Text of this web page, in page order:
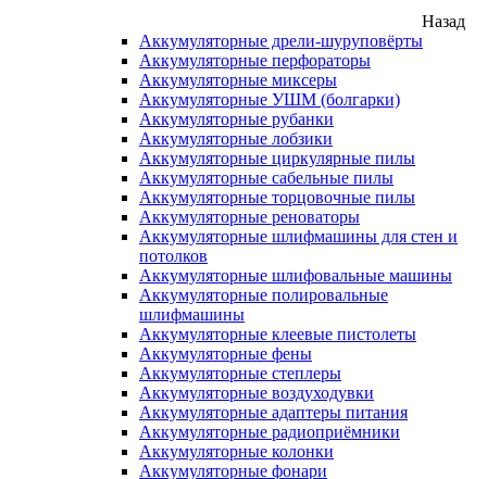
Назад
Аккумуляторные дрели-шуруповёрты
Аккумуляторные перфораторы
Аккумуляторные миксеры
Аккумуляторные УШМ (болгарки)
Аккумуляторные рубанки
Аккумуляторные лобзики
Аккумуляторные циркулярные пилы
Аккумуляторные сабельные пилы
Аккумуляторные торцовочные пилы
Аккумуляторные реноваторы
Аккумуляторные шлифмашины для стен и
потолков
Аккумуляторные шлифовальные машины
Аккумуляторные полировальные
шлифмашины
Аккумуляторные клеевые пистолеты
Аккумуляторные фены
Аккумуляторные степлеры
Аккумуляторные воздуходувки
Аккумуляторные адаптеры питания
Аккумуляторные радиоприёмники
Аккумуляторные колонки
Аккумуляторные фонари